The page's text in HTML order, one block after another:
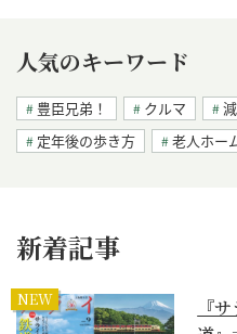
人気のキーワード
豊臣兄弟！ クルマ
定年後の歩き方
老人ホー
新着記事
NEW
『